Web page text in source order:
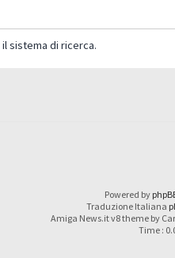
sistema di ricerca.
Powered by
Traduzione Italiana
Amiga News.it v8 theme by
Time :